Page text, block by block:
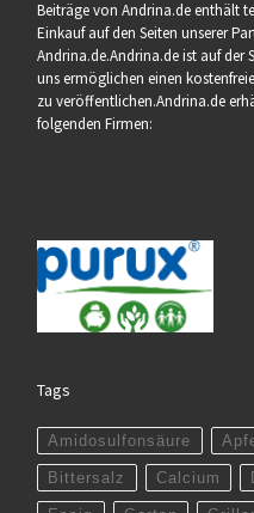
Beiträge von Andrina.de enthält
Einkauf auf den Seiten unserer
Andrina.de.Andrina.de ist auf der
uns ermöglichen einen
zu veröffentlichen.Andrina.de
folgenden Firmen:
Tags
Amidosulfonsäure
Bittersalz Calcium